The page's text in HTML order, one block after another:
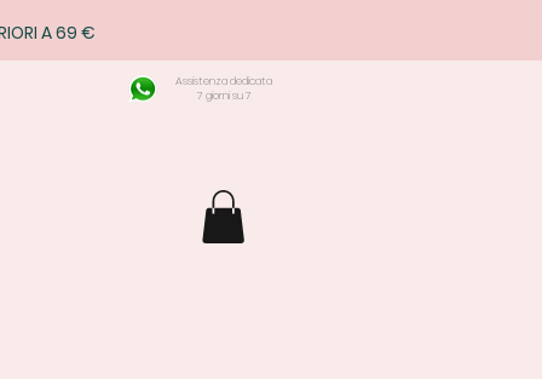
A 69 €
Assistenza dedicata
7 giorni su 7